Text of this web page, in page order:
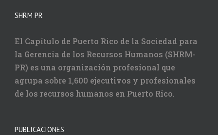
SHRM PR
El Capítulo de Puerto Rico de la Sociedad para
la Gerencia de los Recursos Humanos (SHRM-
PR) es una organización profesional que
agrupa sobre 1,600 ejecutivos y profesionales
de los recursos humanos en Puerto Rico.
PUBLICACIONES